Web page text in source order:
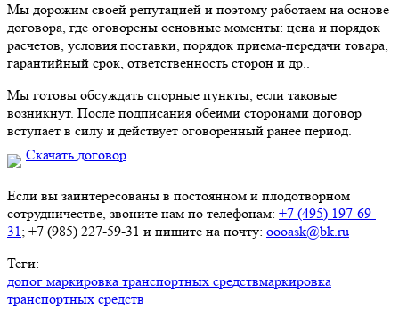
Мы дорожим своей репутацией и поэтому работаем на основе
договора, где оговорены основные моменты: цена и порядок
расчетов, условия поставки, порядок приема-передачи товара,
гарантийный срок, ответственность сторон и др..
Мы готовы обсуждать спорные пункты, если таковые
возникнут. После подписания обеими сторонами договор
вступает в силу и действует оговоренный ранее период.
Скачать договор
Если вы заинтересованы в постоянном и плодотворном
сотрудничестве, звоните нам по телефонам: +7 (495) 197-69-
31; +7 (985) 227-59-31 и пишите на почту: oooask@bk.ru
Теги:
допог маркировка транспортных средствмаркировка
транспортных средств